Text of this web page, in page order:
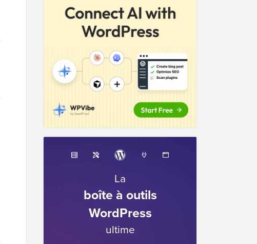
La
boîte à outils
WordPress
ultime